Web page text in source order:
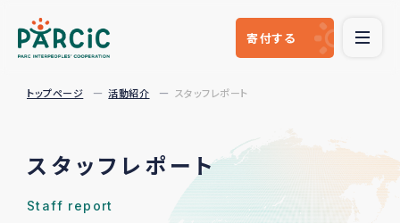
寄付する
トップページ 活動紹介 スタッフレポート
スタッフレポート
Staff report